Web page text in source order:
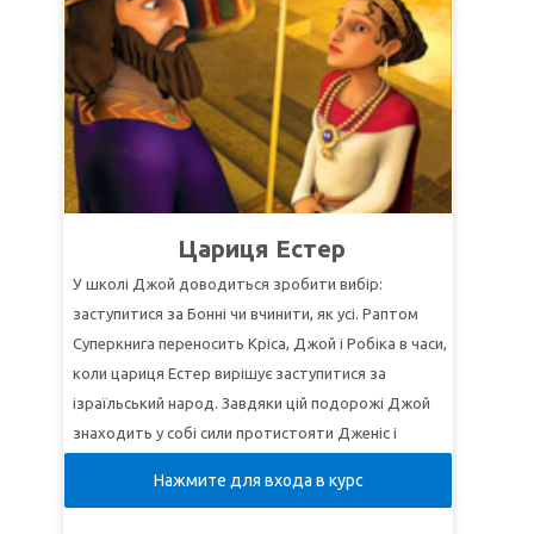
СуперІстина: З Христом я можу подолати всі
перешкоди.
СуперВірш:
"Вірою впали єрихонські мури по
семиденнім обходженні їх"(Євр. 11:30).
УРОК 3: ПРИЙНЯТІ В СІМ'Ю БОГА
СуперІстина:
Через Христа мене прийнято до
Божої сім’ї.
але взяли ви Духа синівства, що
через Нього кличемо: Авва, Отче!"(Рим. 8:15б).
Цариця Естер
У школі Джой доводиться зробити вибір:
заступитися за Бонні чи вчинити, як усі. Раптом
Суперкнига переносить Кріса, Джой і Робіка в часи,
коли цариця Естер вирішує заступитися за
ізраїльський народ. Завдяки цій подорожі Джой
знаходить у собі сили протистояти Дженіс і
УРОК 1: СМІЛИВІСТЬ ПРИХОДИТЬ ВІД БОГА
Нажмите для входа в курс